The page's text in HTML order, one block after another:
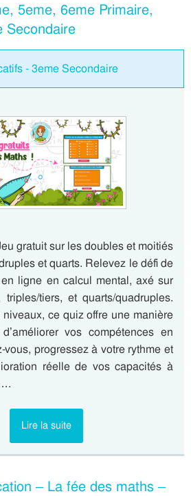
5eme, 6eme Primaire,
Secondaire
- 3eme Secondaire
gratuit sur les doubles et moitiés
et quarts. Relevez le défi de
ligne en calcul mental, axé sur
tiers, et quarts/quadruples.
ce quiz offre une manière
vos compétences en
vous, progressez à votre rythme et
réelle de vos capacités à
Lire la suite
– La fée des maths –